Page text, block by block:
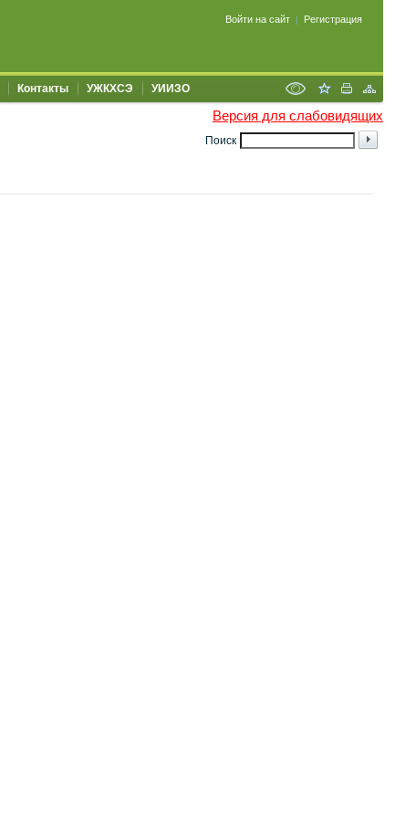
Войти на сайт | Регистрация
Контакты УЖКХСЭ УИИЗО
Версия для слабовидящих
Поиск